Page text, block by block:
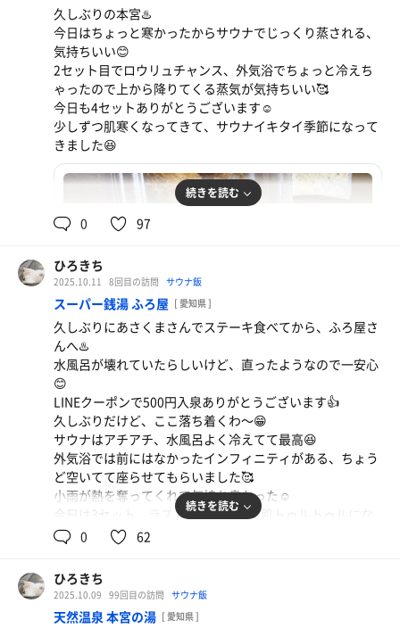
海鮮スン豆腐セット
熱々で海鮮のダシが出てて辛美味い🥰 サウナ後は汗だ
く必須です😅💦
十勝豚丼
タレの味が濃くてご飯がススム😆 肉がめちゃくちゃ乗
ってて美味しかった🐖
かつ鍋定食
サウナ前飯🍚 うますぎる、ボリューム満点😆
久しぶりの本宮♨️
今日はちょっと寒かったからサウナでじっくり蒸される、
気持ちいい😊
2セット目でロウリュチャンス、外気浴でちょっと冷えち
ゃったので上から降りてくる蒸気が気持ちいい🥰
今日も4セットありがとうございます☺️
少しずつ肌寒くなってきて、サウナイキタイ季節になって
きました😆
カキフライ定食
松のやのカキフライ安くてうまうま😊
続きを読む
0 97
ひろきち
2025.10.11 8回目の訪問 サウナ飯
スーパー銭湯 ふろ屋 [ 愛知県 ]
久しぶりにあさくまさんでステーキ食べてから、ふろ屋さ
んへ♨️
水風呂が壊れていたらしいけど、直ったようなので一安心
😊
LINEクーポンで500円入泉ありがとうございます👍
久しぶりだけど、ここ落ち着くわ〜😁
サウナはアチアチ、水風呂よく冷えてて最高😆
外気浴では前にはなかったインフィニティがある、ちょう
ど空いてて座らせてもらいました🥰
小雨が熱を奪ってくれて気持ち良かった☺️
今日は3セット、ラストは塩サウナで肌トゥルトゥルにな
りました✨
続きを読む
0 62
ひろきち
2025.10.09 99回目の訪問 サウナ飯
天然温泉 本宮の湯 [ 愛知県 ]